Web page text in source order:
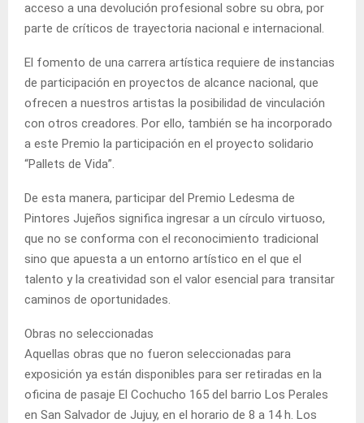
acceso a una devolución profesional sobre su obra, por
parte de críticos de trayectoria nacional e internacional.
El fomento de una carrera artística requiere de instancias
de participación en proyectos de alcance nacional, que
ofrecen a nuestros artistas la posibilidad de vinculación
con otros creadores. Por ello, también se ha incorporado
a este Premio la participación en el proyecto solidario
“Pallets de Vida”.
De esta manera, participar del Premio Ledesma de
Pintores Jujeños significa ingresar a un círculo virtuoso,
que no se conforma con el reconocimiento tradicional
sino que apuesta a un entorno artístico en el que el
talento y la creatividad son el valor esencial para transitar
caminos de oportunidades.
Obras no seleccionadas
Aquellas obras que no fueron seleccionadas para
exposición ya están disponibles para ser retiradas en la
oficina de pasaje El Cochucho 165 del barrio Los Perales
en San Salvador de Jujuy, en el horario de 8 a 14 h. Los